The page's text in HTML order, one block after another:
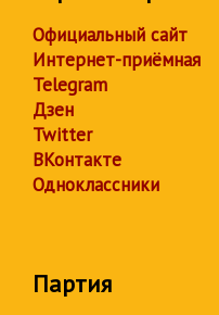
Официальный сайт
Интернет-приёмная
Telegram
Дзен
Twitter
ВКонтакте
Одноклассники
Партия